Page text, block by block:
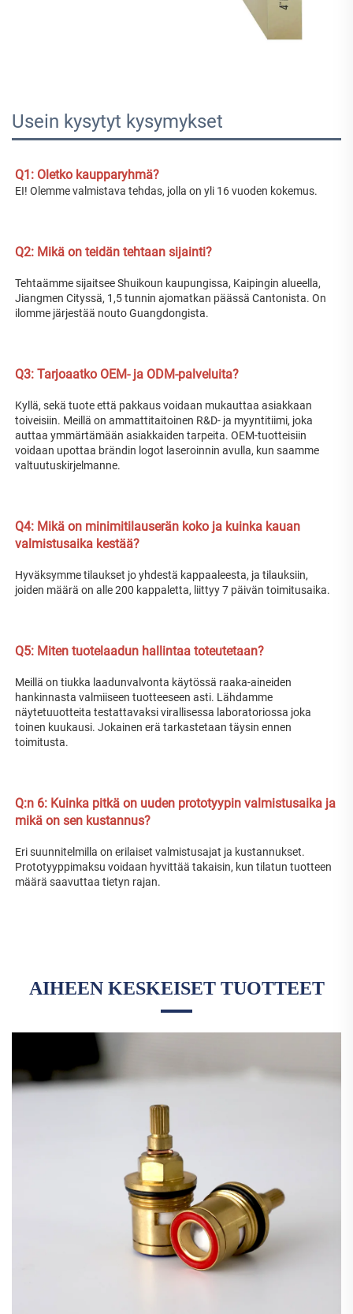
Usein kysytyt kysymykset
Q1: Oletko kaupparyhmä?
EI! Olemme valmistava tehdas, jolla on yli 16 vuoden kokemus.
Q2: Mikä on teidän tehtaan sijainti?
Tehtaämme sijaitsee Shuikoun kaupungissa, Kaipingin alueella,
Jiangmen Cityssä, 1,5 tunnin ajomatkan päässä Cantonista. On
ilomme järjestää nouto Guangdongista.
Q3: Tarjoaatko OEM- ja ODM-palveluita?
Kyllä, sekä tuote että pakkaus voidaan mukauttaa asiakkaan
toiveisiin. Meillä on ammattitaitoinen R&D- ja myyntitiimi, joka
auttaa ymmärtämään asiakkaiden tarpeita. OEM-tuotteisiin
voidaan upottaa brändin logot laseroinnin avulla, kun saamme
valtuutuskirjelmanne.
Q4: Mikä on minimitilauserän koko ja kuinka kauan
valmistusaika kestää?
Hyväksymme tilaukset jo yhdestä kappaaleesta, ja tilauksiin,
joiden määrä on alle 200 kappaletta, liittyy 7 päivän toimitusaika.
Q5: Miten tuotelaadun hallintaa toteutetaan?
Meillä on tiukka laadunvalvonta käytössä raaka-aineiden
hankinnasta valmiiseen tuotteeseen asti. Lähdamme
näytetuuotteita testattavaksi virallisessa laboratoriossa joka
toinen kuukausi. Jokainen erä tarkastetaan täysin ennen
toimitusta.
Q:n 6: Kuinka pitkä on uuden prototyypin valmistusaika ja
mikä on sen kustannus?
Eri suunnitelmilla on erilaiset valmistusajat ja kustannukset.
Prototyyppimaksu voidaan hyvittää takaisin, kun tilatun tuotteen
määrä saavuttaa tietyn rajan.
AIHEEN KESKEISET TUOTTEET